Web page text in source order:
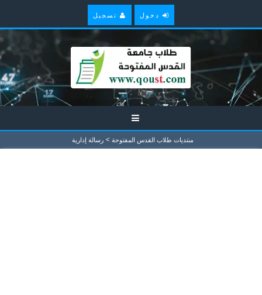
دخول تسجيل
منتديات طلاب القدس المفتوحة > رسالة إدارية